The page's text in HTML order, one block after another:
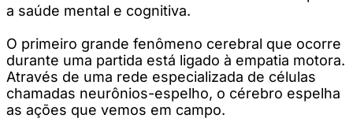
a saúde mental e cognitiva.
O primeiro grande fenômeno cerebral que ocorre
durante uma partida está ligado à empatia motora.
Através de uma rede especializada de células
chamadas neurônios-espelho, o cérebro espelha
as ações que vemos em campo.